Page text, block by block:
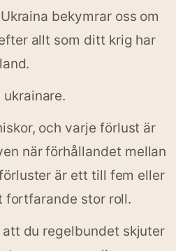
bekymrar oss om
allt som ditt krig har
och varje förlust är
när förhållandet mellan
är ett till fem eller
fortfarande stor roll.
du regelbundet skjuter